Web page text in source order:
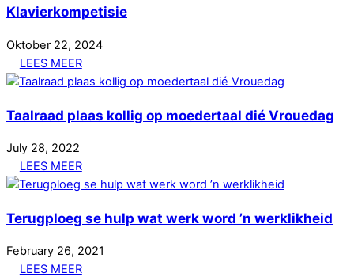
Klavierkompetisie
Oktober 22, 2024
LEES MEER
Taalraad plaas kollig op moedertaal dié Vrouedag
July 28, 2022
LEES MEER
Terugploeg se hulp wat werk word ’n werklikheid
February 26, 2021
LEES MEER